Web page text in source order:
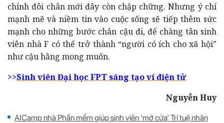
chính đôi chân mới đây còn chập chững. Nhưng ý chí
mạnh mẽ và niềm tin vào cuộc sống sẽ tiếp thêm sức
mạnh cho những bước chân cậu đi, để chàng tân sinh
viên nhà F có thể trở thành “người có ích cho xã hội”
như cậu hằng mong muốn.
>>Sinh viên Đại học FPT sáng tạo ví điện tử
Nguyễn Huy
AICamp nhà Phần mềm giúp sinh viên ‘mở cửa’ Trí tuệ nhân